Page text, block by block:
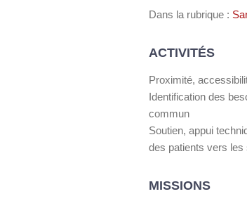
Dans la rubrique :
ACTIVITÉS
Proximité,
Identification des
commun
Soutien, appui
des patients vers
MISSIONS